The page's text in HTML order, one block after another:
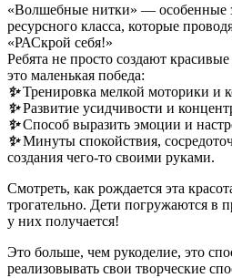
«Волшебные нитки» — особенные
ресурсного класса, которые
«РАСкрой себя!»
Ребята не просто создают
это маленькая победа:
✨Тренировка мелкой моторики и
✨Развитие усидчивости и
✨Способ выразить эмоции и
✨Минуты спокойствия,
создания чего-то своими руками.
Смотреть, как рождается эта
трогательно. Дети погружаются в
у них получается!
Это больше, чем рукоделие, это
реализовывать свои творческие